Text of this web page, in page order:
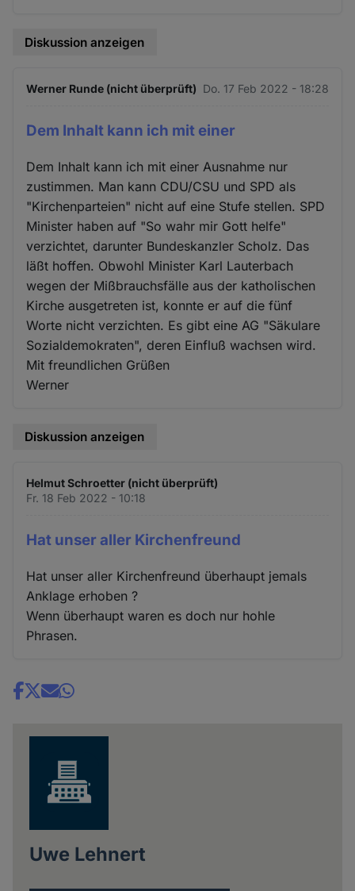
Diskussion anzeigen
Werner Runde (nicht überprüft) Do. 17 Feb 2022 - 18:28
Dem Inhalt kann ich mit einer
Dem Inhalt kann ich mit einer Ausnahme nur
zustimmen. Man kann CDU/CSU und SPD als
"Kirchenparteien" nicht auf eine Stufe stellen. SPD
Minister haben auf "So wahr mir Gott helfe"
verzichtet, darunter Bundeskanzler Scholz. Das
läßt hoffen. Obwohl Minister Karl Lauterbach
wegen der Mißbrauchsfälle aus der katholischen
Kirche ausgetreten ist, konnte er auf die fünf
Worte nicht verzichten. Es gibt eine AG "Säkulare
Sozialdemokraten", deren Einfluß wachsen wird.
Mit freundlichen Grüßen
Werner
Diskussion anzeigen
Helmut Schroetter (nicht überprüft)
Fr. 18 Feb 2022 - 10:18
Hat unser aller Kirchenfreund
Hat unser aller Kirchenfreund überhaupt jemals
Anklage erhoben ?
Wenn überhaupt waren es doch nur hohle
Phrasen.
Share
Uwe Lehnert